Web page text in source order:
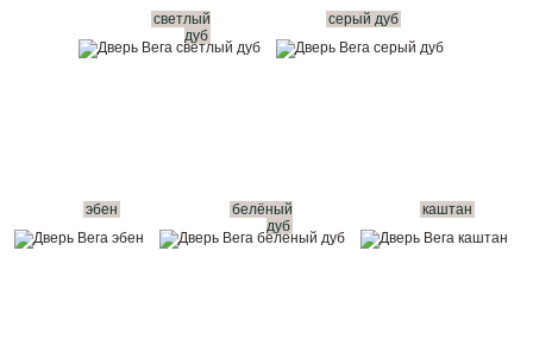
светлый
дуб
серый дуб
эбен
белёный
дуб
каштан